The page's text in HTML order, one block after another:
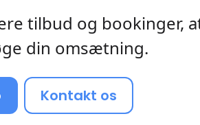
tilbud og bookinger,
din omsætning.
Kontakt os